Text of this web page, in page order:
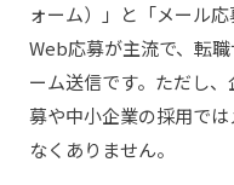
ォーム）」と「メール
Web応募が主流で、転
ーム送信です。ただし
募や中小企業の採用で
なくありません。